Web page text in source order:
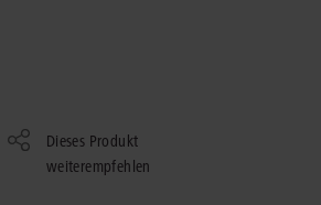
Dieses Produkt
weiterempfehlen